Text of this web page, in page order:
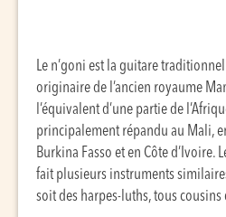
Le n’goni est la guitare
originaire de l’ancien royaume
l’équivalent d’une partie de
principalement répandu au Mali,
Burkina Fasso et en Côte d’Ivoire.
fait plusieurs instruments
soit des harpes-luths, tous cousins